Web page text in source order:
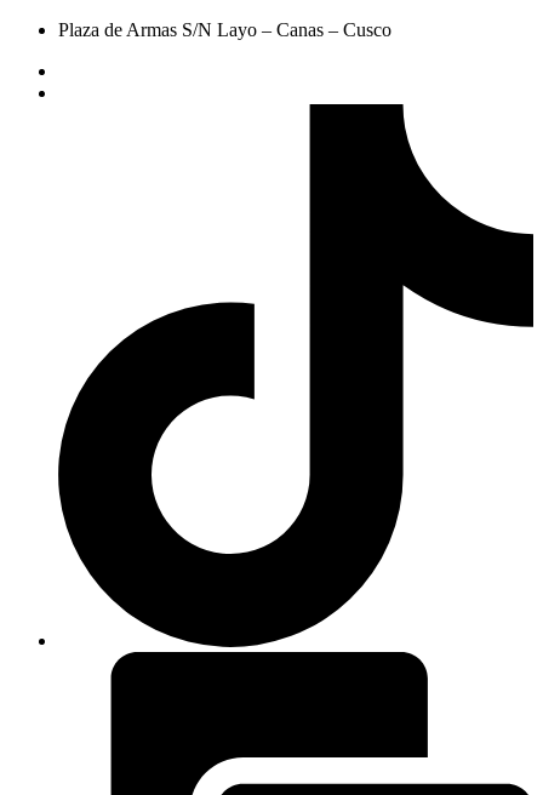
Plaza de Armas S/N Layo – Canas – Cusco